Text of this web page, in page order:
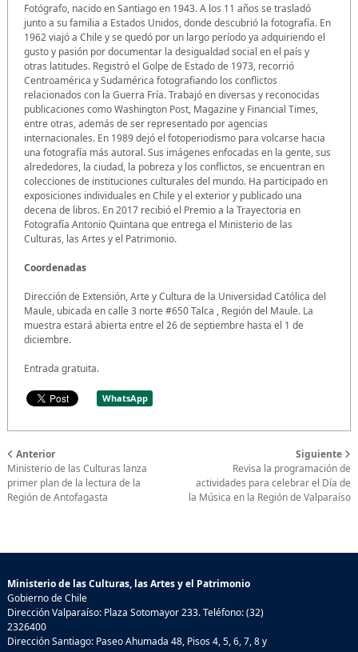
Fotógrafo, nacido en Santiago en 1943. A los 11 años se trasladó
junto a su familia a Estados Unidos, donde descubrió la fotografía. En
1962 viajó a Chile y se quedó por un largo período ya adquiriendo el
gusto y pasión por documentar la desigualdad social en el país y
otras latitudes. Registró el Golpe de Estado de 1973, recorrió
Centroamérica y Sudamérica fotografiando los conflictos
relacionados con la Guerra Fría. Trabajó en diversas y reconocidas
publicaciones como Washington Post, Magazine y Financial Times,
entre otras, además de ser representado por agencias
internacionales. En 1989 dejó el fotoperiodismo para volcarse hacia
una fotografía más autoral. Sus imágenes enfocadas en la gente, sus
alrededores, la ciudad, la pobreza y los conflictos, se encuentran en
colecciones de instituciones culturales del mundo. Ha participado en
exposiciones individuales en Chile y el exterior y publicado una
decena de libros. En 2017 recibió el Premio a la Trayectoria en
Fotografía Antonio Quintana que entrega el Ministerio de las
Culturas, las Artes y el Patrimonio.
Coordenadas
Dirección de Extensión, Arte y Cultura de la Universidad Católica del
Maule, ubicada en calle 3 norte #650 Talca , Región del Maule. La
muestra estará abierta entre el 26 de septiembre hasta el 1 de
diciembre.
Entrada gratuita.
WhatsApp
Anterior
Ministerio de las Culturas lanza
primer plan de la lectura de la
Región de Antofagasta
Siguiente
Revisa la programación de
actividades para celebrar el Día de
la Música en la Región de Valparaíso
Ministerio de las Culturas, las Artes y el Patrimonio
Gobierno de Chile
Dirección Valparaíso: Plaza Sotomayor 233. Teléfono: (32)
2326400
Dirección Santiago: Paseo Ahumada 48, Pisos 4, 5, 6, 7, 8 y